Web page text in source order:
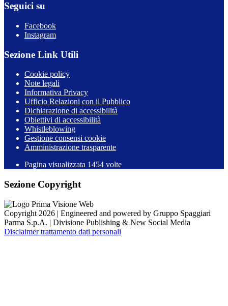
Seguici su
Facebook
Instagram
Sezione Link Utili
Cookie policy
Note legali
Informativa Privacy
Ufficio Relazioni con il Pubblico
Dichiarazione di accessibilità
Obiettivi di accessibilità
Whistleblowing
Gestione consensi cookie
Amministrazione trasparente
Pagina visualizzata 1454 volte
Sezione Copyright
Copyright 2026 | Engineered and powered by Gruppo Spaggiari
Parma S.p.A. | Divisione Publishing & New Social Media
Disclaimer trattamento dati personali